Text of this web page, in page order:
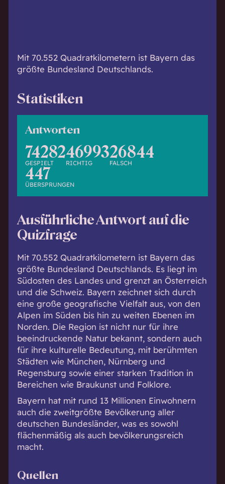
Mit 70.552 Quadratkilometern ist Bayern das
größte Bundesland Deutschlands.
Statistiken
Antworten
74282
GESPIELT
46993
RICHTIG
26844
FALSCH
447
ÜBERSPRUNGEN
Ausführliche Antwort auf die
Quizfrage
Mit 70.552 Quadratkilometern ist Bayern das
größte Bundesland Deutschlands. Es liegt im
Südosten des Landes und grenzt an Österreich
und die Schweiz. Bayern zeichnet sich durch
eine große geografische Vielfalt aus, von den
Alpen im Süden bis hin zu weiten Ebenen im
Norden. Die Region ist nicht nur für ihre
beeindruckende Natur bekannt, sondern auch
für ihre kulturelle Bedeutung, mit berühmten
Städten wie München, Nürnberg und
Regensburg sowie einer starken Tradition in
Bereichen wie Braukunst und Folklore.
Bayern hat mit rund 13 Millionen Einwohnern
auch die zweitgrößte Bevölkerung aller
deutschen Bundesländer, was es sowohl
flächenmäßig als auch bevölkerungsreich
macht.
Quellen